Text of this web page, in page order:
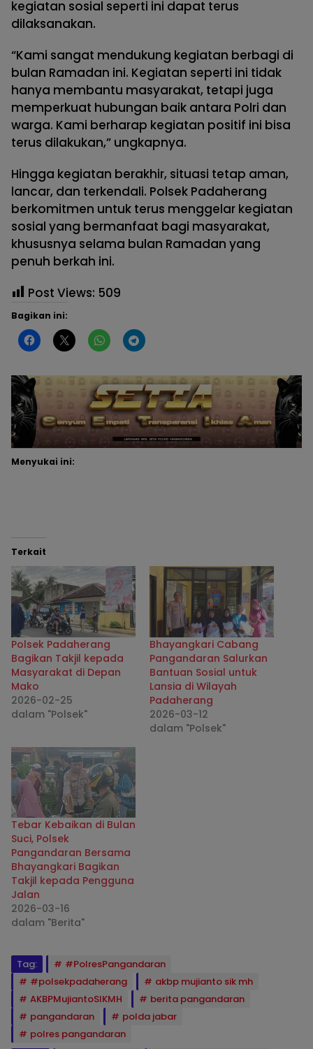
kegiatan sosial seperti ini dapat terus
dilaksanakan.
“Kami sangat mendukung kegiatan berbagi di
bulan Ramadan ini. Kegiatan seperti ini tidak
hanya membantu masyarakat, tetapi juga
memperkuat hubungan baik antara Polri dan
warga. Kami berharap kegiatan positif ini bisa
terus dilakukan,” ungkapnya.
Hingga kegiatan berakhir, situasi tetap aman,
lancar, dan terkendali. Polsek Padaherang
berkomitmen untuk terus menggelar kegiatan
sosial yang bermanfaat bagi masyarakat,
khususnya selama bulan Ramadan yang
penuh berkah ini.
Post Views: 509
Bagikan ini:
Menyukai ini:
Terkait
Polsek Padaherang
Bagikan Takjil kepada
Masyarakat di Depan
Mako
2026-02-25
dalam "Polsek"
Bhayangkari Cabang
Pangandaran Salurkan
Bantuan Sosial untuk
Lansia di Wilayah
Padaherang
2026-03-12
dalam "Polsek"
Tebar Kebaikan di Bulan
Suci, Polsek
Pangandaran Bersama
Bhayangkari Bagikan
Takjil kepada Pengguna
Jalan
2026-03-16
dalam "Berita"
Tag:
#PolresPangandaran
#polsekpadaherang
akbp mujianto sik mh
AKBPMujiantoSIKMH
berita pangandaran
pangandaran
polda jabar
polres pangandaran